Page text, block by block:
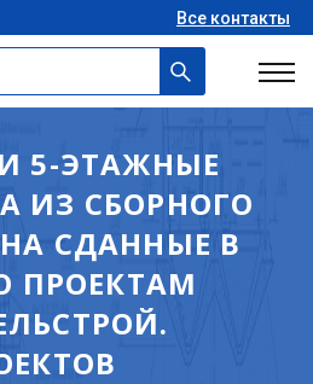
Все контакты
5-ЭТАЖНЫЕ
ИЗ СБОРНОГО
СДАННЫЕ В
ПРОЕКТАМ